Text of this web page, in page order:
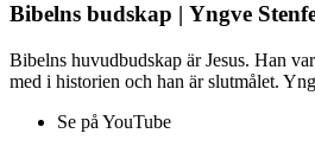
Bibelns budskap | Yngve
Bibelns huvudbudskap är Jesus. Han
med i historien och han är slutmålet.
Se på YouTube